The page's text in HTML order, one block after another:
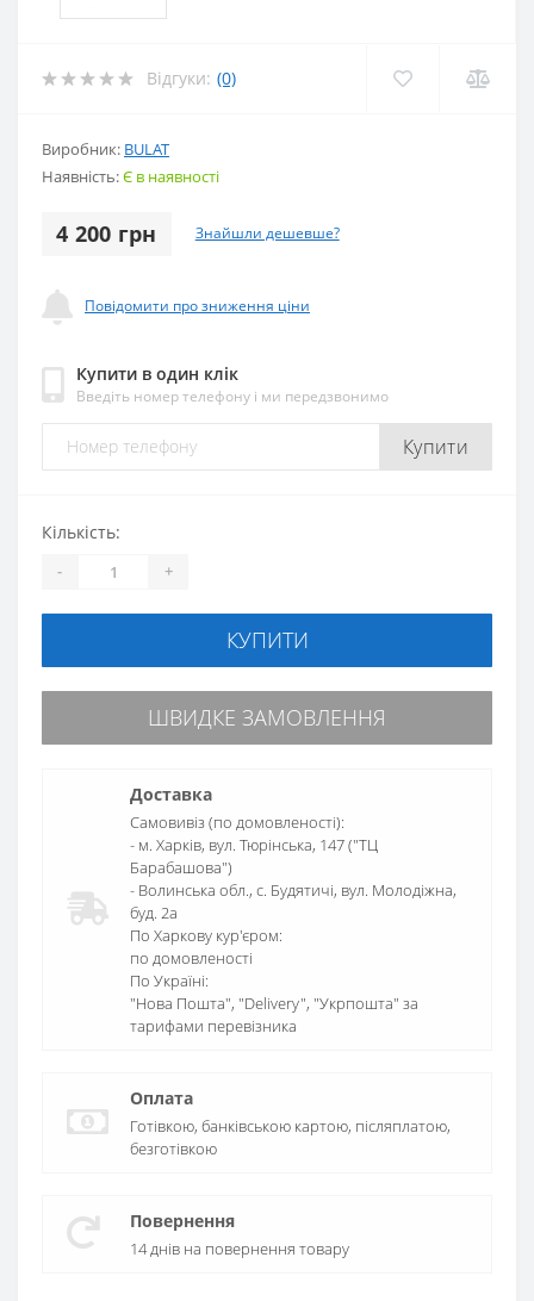
Відгуки: (0)
Виробник: BULAT
Наявність:Є в наявності
4 200 грн Знайшли дешевше?
Повідомити про зниження ціни
Купити в один клік
Введіть номер телефону і ми передзвонимо
Купити
Кількість:
- +
КУПИТИ
ШВИДКЕ ЗАМОВЛЕННЯ
Доставка
Самовивіз (по домовленості):
- м. Харків, вул. Тюрінська, 147 ("ТЦ
Барабашова")
- Волинська обл., c. Будятичі, вул. Молодіжна,
буд. 2а
По Харкову кур'єром:
по домовленості
По Україні:
"Нова Пошта", "Delivery", "Укрпошта" за
тарифами перевізника
Оплата
Готівкою, банківською картою, післяплатою,
безготівкою
Повернення
14 днів на повернення товару